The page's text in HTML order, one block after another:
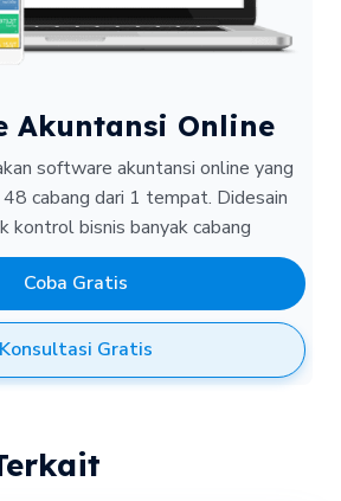
Akuntansi Online
software akuntansi online yang
cabang dari 1 tempat. Didesain
kontrol bisnis banyak cabang
Coba Gratis
Konsultasi Gratis